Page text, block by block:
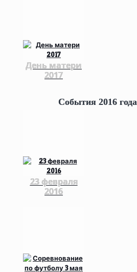
День матери
2017
События 2016 года
23 февраля
2016